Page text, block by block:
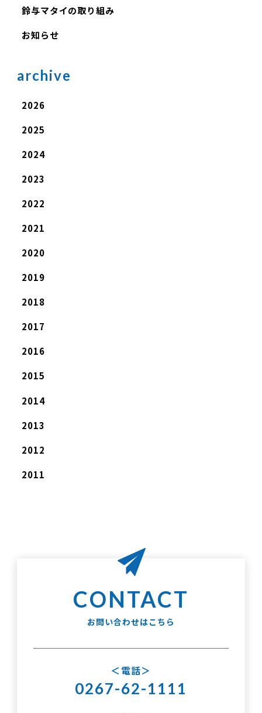
鈴与マタイの取り組み
お知らせ
archive
2026
2025
2024
2023
2022
2021
2020
2019
2018
2017
2016
2015
2014
2013
2012
2011
お問い合わせはこちら
電話
0267-62-1111